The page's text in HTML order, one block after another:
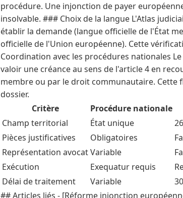
procédure. Une injonction de payer
insolvable. ### Choix de la langue L'Atlas
établir la demande (langue officielle de l'État
officielle de l'Union européenne). Cette
Coordination avec les procédures nationales
valoir une créance au sens de l'article 4 en
membre ou par le droit communautaire.
dossier.
Critère
Procédure nationale
Champ territorial
État unique
Pièces justificatives
Obligatoires
Représentation avocatVariable
Exécution
Exequatur requis
Délai de traitement
Variable
## Articles liés - [Réforme injonction